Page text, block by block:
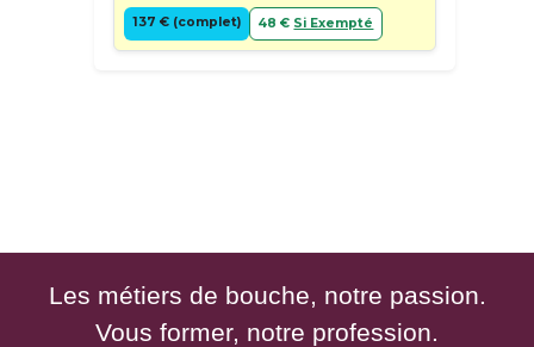
137 € (complet) 48 € Si Exempté
Les métiers de bouche, notre passion.
Vous former, notre profession.